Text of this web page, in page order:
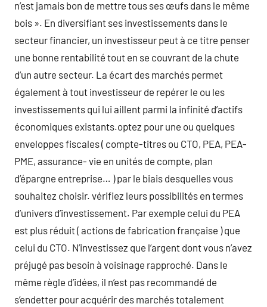
n’est jamais bon de mettre tous ses œufs dans le même
bois ». En diversifiant ses investissements dans le
secteur financier, un investisseur peut à ce titre penser
une bonne rentabilité tout en se couvrant de la chute
d’un autre secteur. La écart des marchés permet
également à tout investisseur de repérer le ou les
investissements qui lui aillent parmi la infinité d’actifs
économiques existants.optez pour une ou quelques
enveloppes fiscales ( compte-titres ou CTO, PEA, PEA-
PME, assurance- vie en unités de compte, plan
d’épargne entreprise… ) par le biais desquelles vous
souhaitez choisir. vérifiez leurs possibilités en termes
d’univers d’investissement. Par exemple celui du PEA
est plus réduit ( actions de fabrication française ) que
celui du CTO. N’investissez que l’argent dont vous n’avez
préjugé pas besoin à voisinage rapproché. Dans le
même règle d’idées, il n’est pas recommandé de
s’endetter pour acquérir des marchés totalement